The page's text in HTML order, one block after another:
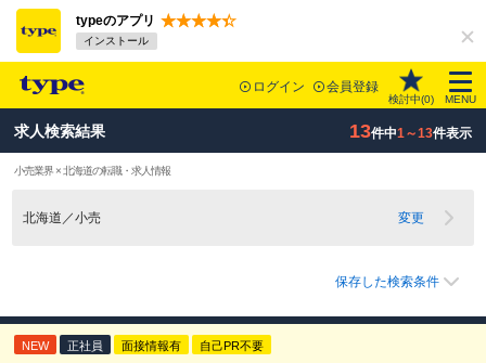
typeのアプリ
インストール
ログイン 会員登録
検討中(0) MENU
求人検索結果 13件中1～13件表示
小売業界 × 北海道の転職・求人情報
北海道／小売 変更
保存した検索条件
NEW 正社員 面接情報有 自己PR不要